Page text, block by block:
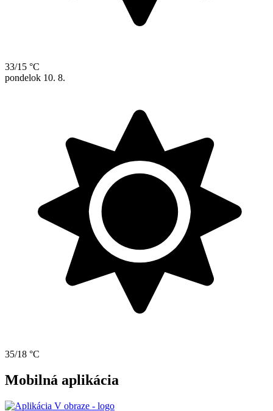
33/15 °C
pondelok 10. 8.
35/18 °C
Mobilná aplikácia